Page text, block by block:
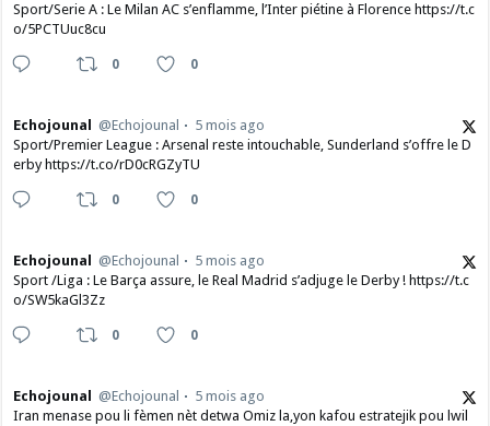
Sport/Serie A : Le Milan AC s’enflamme, l’Inter piétine à Florence https://t.c
o/5PCTUuc8cu
0 0
Echojounal @Echojounal
5 mois ago
Sport/Premier League : Arsenal reste intouchable, Sunderland s’offre le D
erby https://t.co/rD0cRGZyTU
0 0
Echojounal @Echojounal
5 mois ago
Sport /Liga : Le Barça assure, le Real Madrid s’adjuge le Derby ! https://t.c
o/SW5kaGl3Zz
0 0
Echojounal @Echojounal
5 mois ago
Iran menase pou li fèmen nèt detwa Omiz la,yon kafou estratejik pou lwil